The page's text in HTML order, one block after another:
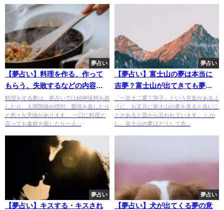
夢占い
【夢占い】料理を作る、作って
もらう、失敗するなどの内容で
意味が変わる！
料理をする夢は、夢占いでは精神状態を表
したり、人間関係や理想、愛情を表したり
と色々な意味があります。 一口に料理と
言っても食材を探したり一人...
夢占い
【夢占い】富士山の夢は本当に
吉夢？富士山が出てきても夢占
いで要注意なパターンとは？
「一富士二鷹三茄子」という言葉があるよ
うに、お正月に富士山の夢を見ると良いこ
とがあると昔から言われています。 しか
し、富士山の夢はどうして吉...
夢占い
【夢占い】キスする・キスされ
夢占い
【夢占い】犬が出てくる夢の意